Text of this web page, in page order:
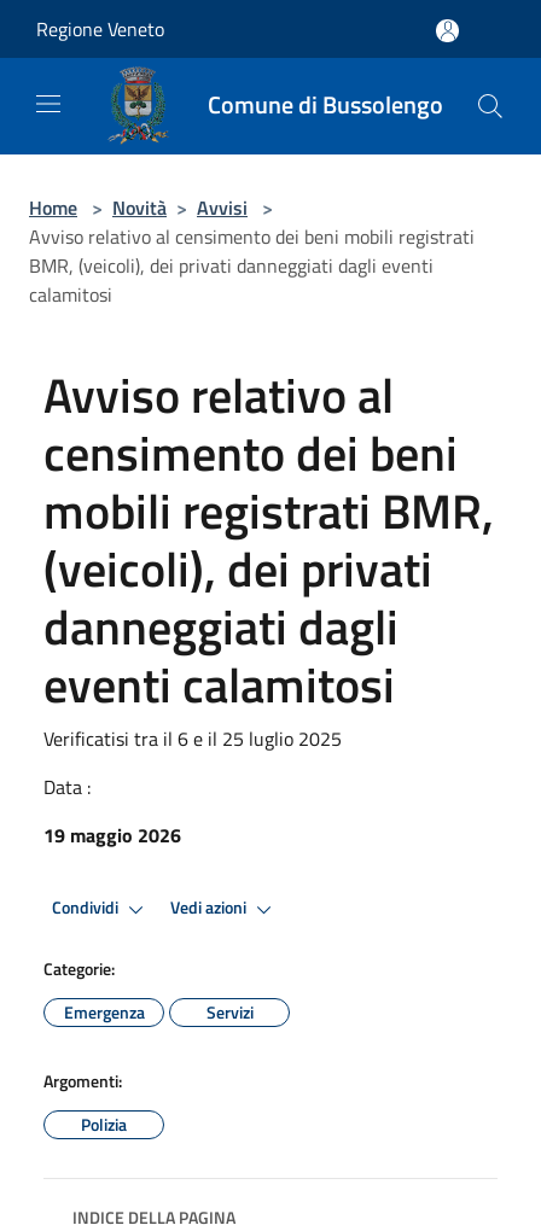
Regione Veneto
Comune di Bussolengo
Home > Novità > Avvisi >
Avviso relativo al censimento dei beni mobili registrati
BMR, (veicoli), dei privati danneggiati dagli eventi
calamitosi
Avviso relativo al
censimento dei beni
mobili registrati BMR,
(veicoli), dei privati
danneggiati dagli
eventi calamitosi
Verificatisi tra il 6 e il 25 luglio 2025
Data :
19 maggio 2026
Condividi Vedi azioni
Categorie:
Emergenza
Servizi
Argomenti:
Polizia
INDICE DELLA PAGINA